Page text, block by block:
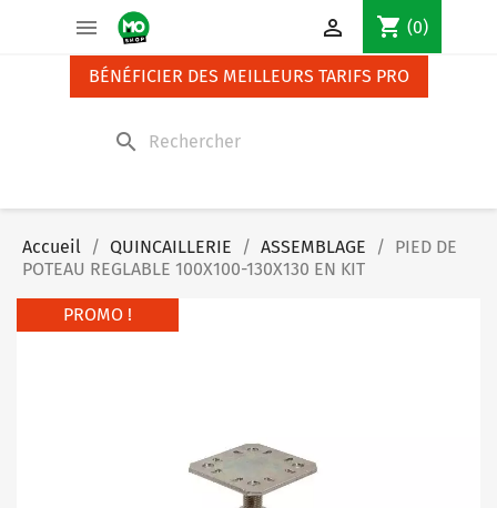
 shopping_cart (0)

BÉNÉFICIER DES MEILLEURS TARIFS PRO
search
Accueil QUINCAILLERIE ASSEMBLAGE
PIED DE
POTEAU REGLABLE 100X100-130X130 EN KIT
PROMO !
Panneau de gestion des cookies